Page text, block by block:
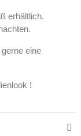
erhältlich.
eine
!